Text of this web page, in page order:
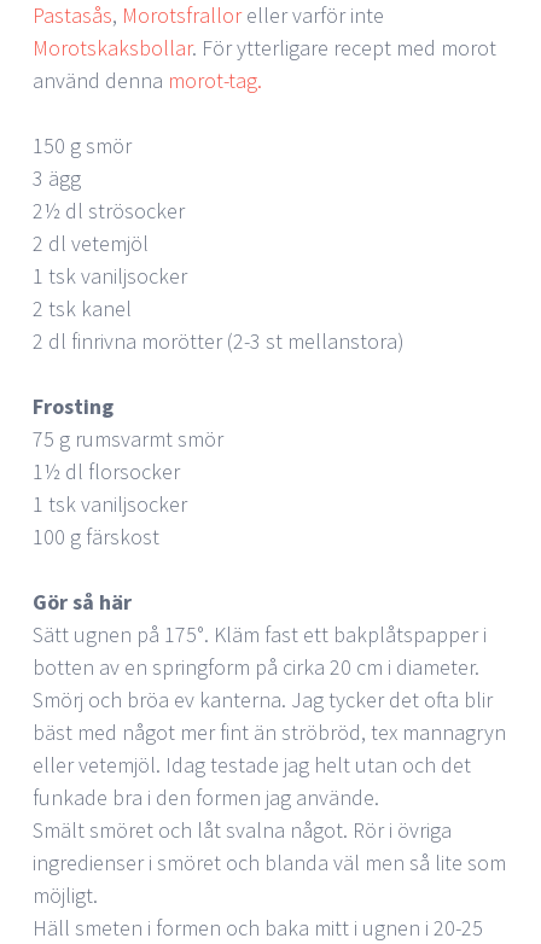
Pastasås, Morotsfralloreller varför inte
Morotskaksbollar. För ytterligare recept med morot
använd denna morot-tag.
150 g smör
3 ägg
2½ dl strösocker
2 dl vetemjöl
1 tsk vaniljsocker
2 tsk kanel
2 dl finrivna morötter (2-3 st mellanstora)
Frosting
75 g rumsvarmt smör
1½ dl florsocker
1 tsk vaniljsocker
100 g färskost
Gör så här
Sätt ugnen på 175°. Kläm fast ett bakplåtspapper i
botten av en springform på cirka 20 cm i diameter.
Smörj och bröa ev kanterna. Jag tycker det ofta blir
bäst med något mer fint än ströbröd, tex mannagryn
eller vetemjöl. Idag testade jag helt utan och det
funkade bra i den formen jag använde.
Smält smöret och låt svalna något. Rör i övriga
ingredienser i smöret och blanda väl men så lite som
möjligt.
Häll smeten i formen och baka mitt i ugnen i 20-25